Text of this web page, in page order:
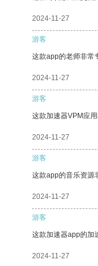
2024-11-27
游客
这款app的老师非常
2024-11-27
游客
这款加速器VPM应
2024-11-27
游客
这款app的音乐资源
2024-11-27
游客
这款加速器app的加
2024-11-27